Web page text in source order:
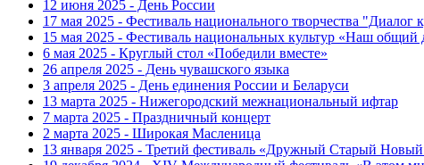
12 июня 2025 - День России
17 мая 2025 - Фестиваль национального творчества "Диалог
15 мая 2025 - Фестиваль национальных культур «Наш общий
6 мая 2025 - Круглый стол «Победили вместе»
26 апреля 2025 - День чувашского языка
3 апреля 2025 - День единения России и Беларуси
13 марта 2025 - Нижегородский межнациональный ифтар
7 марта 2025 - Праздничный концерт
2 марта 2025 - Широкая Масленица
13 января 2025 - Третий фестиваль «Дружный Старый Новый